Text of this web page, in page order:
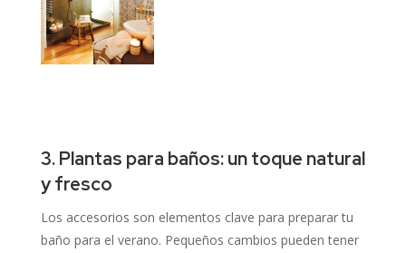
3. Plantas para baños: un toque natural
y fresco
Los accesorios son elementos clave para preparar tu
baño para el verano. Pequeños cambios pueden tener